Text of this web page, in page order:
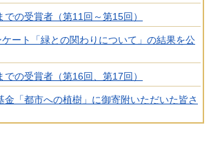
の受賞者（第11回～第15回）
ート「緑との関わりについて」の結果を公
の受賞者（第16回、第17回）
金「都市への植樹」に御寄附いただいた皆さ